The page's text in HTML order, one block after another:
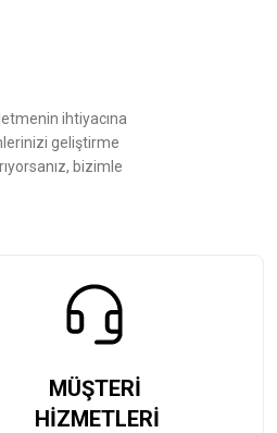
ihtiyacına
geliştirme
bizimle
MÜŞTERİ
HİZMETLERİ